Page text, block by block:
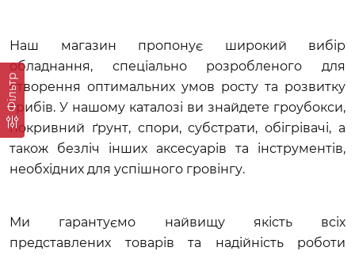
Фільтр
Наш магазин пропонує широкий вибір
обладнання, спеціально розробленого для
створення оптимальних умов росту та розвитку
грибів. У нашому каталозі ви знайдете гроубокси,
покривний ґрунт, спори, субстрати, обігрівачі, а
також безліч інших аксесуарів та інструментів,
необхідних для успішного гровінгу.
Ми гарантуємо найвищу якість всіх
представлених товарів та надійність роботи